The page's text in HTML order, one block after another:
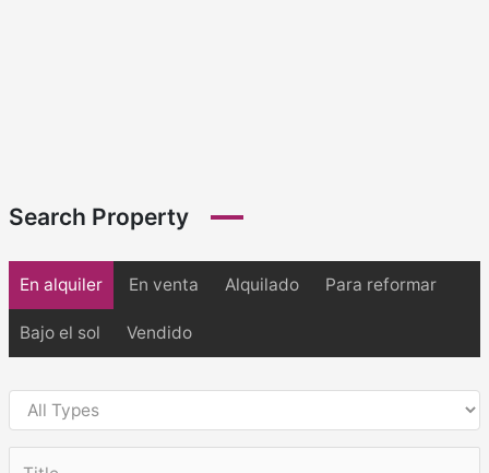
Search Property
En alquiler En venta Alquilado Para reformar
Bajo el sol Vendido